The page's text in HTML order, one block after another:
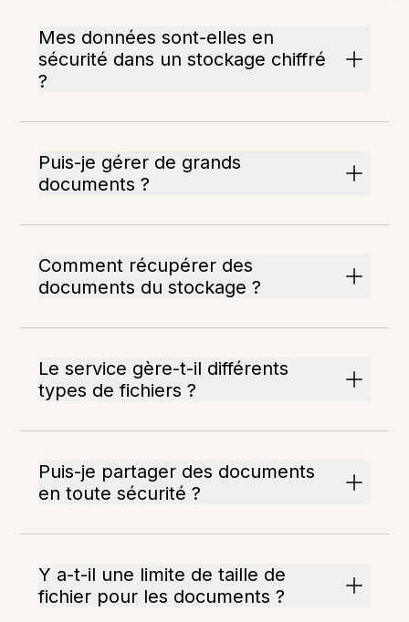
Mes données sont-elles en
sécurité dans un stockage chiffré
?
Puis-je gérer de grands
documents ?
Comment récupérer des
documents du stockage ?
Le service gère-t-il différents
types de fichiers ?
Puis-je partager des documents
en toute sécurité ?
Y a-t-il une limite de taille de
fichier pour les documents ?